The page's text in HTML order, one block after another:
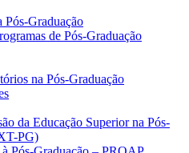
Pós-Graduação
de Pós-Graduação
na Pós-Graduação
da Educação Superior na Pós-
PG)